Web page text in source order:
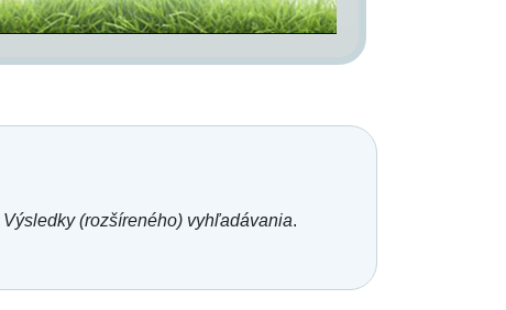
Výsledky (rozšíreného) vyhľadávania.